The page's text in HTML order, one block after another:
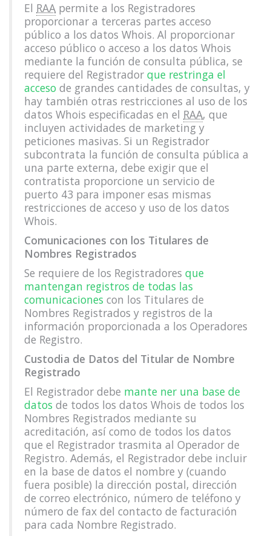
El RAA permite a los Registradores
proporcionar a terceras partes acceso
público a los datos Whois. Al proporcionar
acceso público o acceso a los datos Whois
mediante la función de consulta pública, se
requiere del Registrador que restringa el
acceso de grandes cantidades de consultas, y
hay también otras restricciones al uso de los
datos Whois especificadas en el RAA, que
incluyen actividades de marketing y
peticiones masivas. Si un Registrador
subcontrata la función de consulta pública a
una parte externa, debe exigir que el
contratista proporcione un servicio de
puerto 43 para imponer esas mismas
restricciones de acceso y uso de los datos
Whois.
Comunicaciones con los Titulares de
Nombres Registrados
Se requiere de los Registradores que
mantengan registros de todas las
comunicaciones con los Titulares de
Nombres Registrados y registros de la
información proporcionada a los Operadores
de Registro.
Custodia de Datos del Titular de Nombre
Registrado
El Registrador debe mante ner una base de
datos de todos los datos Whois de todos los
Nombres Registrados mediante su
acreditación, así como de todos los datos
que el Registrador trasmita al Operador de
Registro. Además, el Registrador debe incluir
en la base de datos el nombre y (cuando
fuera posible) la dirección postal, dirección
de correo electrónico, número de teléfono y
número de fax del contacto de facturación
para cada Nombre Registrado.